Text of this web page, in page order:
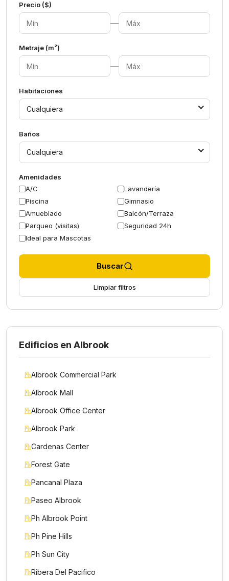
Precio ($)
—
Metraje (m²)
—
Habitaciones
Cualquiera
Baños
Cualquiera
Amenidades
A/C
Lavandería
Piscina
Gimnasio
Amueblado
Balcón/Terraza
Parqueo (visitas)
Seguridad 24h
Ideal para Mascotas
Buscar
Limpiar filtros
Edificios en Albrook
Albrook Commercial Park
Albrook Mall
Albrook Office Center
Albrook Park
Cardenas Center
Forest Gate
Pancanal Plaza
Paseo Albrook
Ph Albrook Point
Ph Pine Hills
Ph Sun City
Ribera Del Pacifico